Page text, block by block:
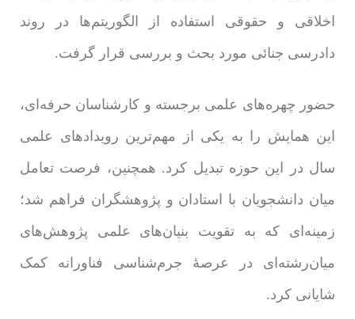
اخلاقی و حقوقی استفاده از الگوریتم‌ها در روند
دادرسی جنائی مورد بحث و بررسی قرار گرفت.
حضور چهره‌های علمی برجسته و کارشناسان حرفه‌ای،
این همایش را به یکی از مهم‌ترین رویدادهای علمی
سال در این حوزه تبدیل کرد. همچنین، فرصت تعامل
میان دانشجویان با استادان و پژوهشگران فراهم شد؛
زمینه‌ای که به تقویت بنیان‌های علمی پژوهش‌های
میان‌رشته‌ای در عرصۀ جرم‌شناسی فناورانه کمک
شایانی کرد.